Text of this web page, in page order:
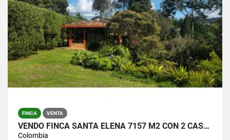
FINCA VENTA
VENDO FINCA SANTA ELENA 7157 M2 CON 2 CASAS / $1.390.000.000
Colombia